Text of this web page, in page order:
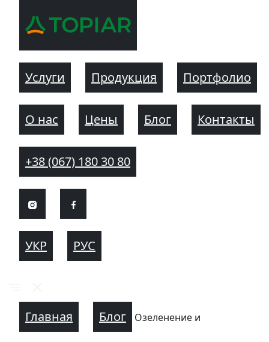
Услуги Продукция Портфолио
О нас Цены Блог Контакты
+38 (067) 180 30 80
УКР РУС
Главная Блог Озеленение и